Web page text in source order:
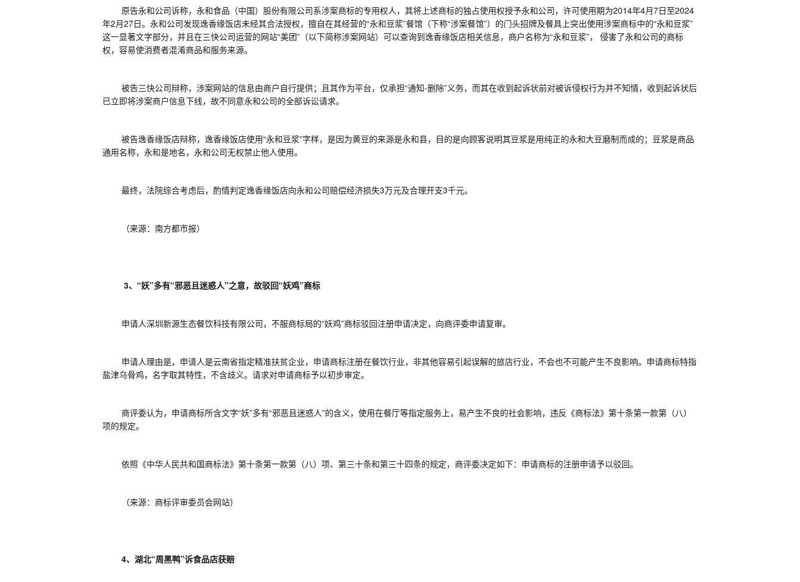
原告永和公司诉称，永和食品（中国）股份有限公司系涉案商标的专用权人，其将上述商标的独占使用权授予永和公司，许可使用期为2014年4月7日至2024
年2月27日。永和公司发现逸香缘饭店未经其合法授权，擅自在其经营的“永和豆浆”餐馆（下称“涉案餐馆”）的门头招牌及餐具上突出使用涉案商标中的“永和豆浆”
这一显著文字部分，并且在三快公司运营的网站“美团”（以下简称涉案网站）可以查询到逸香缘饭店相关信息，商户名称为“永和豆浆”， 侵害了永和公司的商标
权，容易使消费者混淆商品和服务来源。
被告三快公司辩称，涉案网站的信息由商户自行提供；且其作为平台，仅承担“通知-删除”义务，而其在收到起诉状前对被诉侵权行为并不知情，收到起诉状后
已立即将涉案商户信息下线，故不同意永和公司的全部诉讼请求。
被告逸香缘饭店辩称，逸香缘饭店使用“永和豆浆”字样，是因为黄豆的来源是永和县，目的是向顾客说明其豆浆是用纯正的永和大豆磨制而成的；豆浆是商品
通用名称，永和是地名，永和公司无权禁止他人使用。
最终，法院综合考虑后，酌情判定逸香缘饭店向永和公司赔偿经济损失3万元及合理开支3千元。
（来源：南方都市报）
3、“妖”多有“邪恶且迷惑人”之意，故驳回“妖鸡”商标
申请人深圳新源生态餐饮科技有限公司，不服商标局的“妖鸡”商标驳回注册申请决定，向商评委申请复审。
申请人理由是，申请人是云南省指定精准扶贫企业，申请商标注册在餐饮行业，非其他容易引起误解的旅店行业，不会也不可能产生不良影响。申请商标特指
盐津乌骨鸡，名字取其特性，不含歧义。请求对申请商标予以初步审定。
商评委认为，申请商标所含文字“妖”多有“邪恶且迷惑人”的含义，使用在餐厅等指定服务上，易产生不良的社会影响，违反《商标法》第十条第一款第（八）
项的规定。
依照《中华人民共和国商标法》第十条第一款第（八）项、第三十条和第三十四条的规定，商评委决定如下：申请商标的注册申请予以驳回。
（来源：商标评审委员会网站）
4、湖北“周黑鸭”诉食品店获赔